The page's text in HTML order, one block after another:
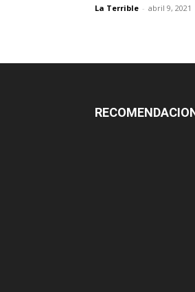
La Terrible - abril 9, 2021